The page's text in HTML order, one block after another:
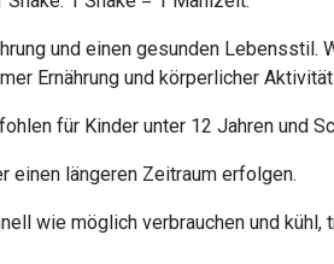
und einen gesunden Lebensstil.
Ernährung und körperlicher
für Kinder unter 12 Jahren und
einen längeren Zeitraum erfolgen.
wie möglich verbrauchen und